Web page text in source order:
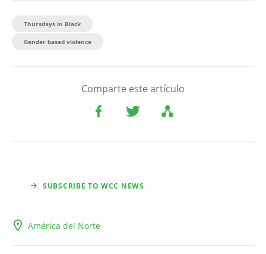
Thursdays in Black
Gender based violence
Comparte este artículo
SUBSCRIBE TO WCC NEWS
América del Norte